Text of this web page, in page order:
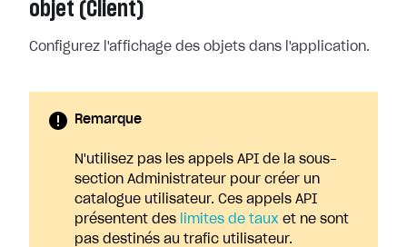
objet (Client)
Configurez l'affichage des objets dans l'application.
Remarque
N'utilisez pas les appels API de la sous-
section Administrateur pour créer un
catalogue utilisateur. Ces appels API
présentent des
limites de taux et ne sont
pas destinés au trafic utilisateur.